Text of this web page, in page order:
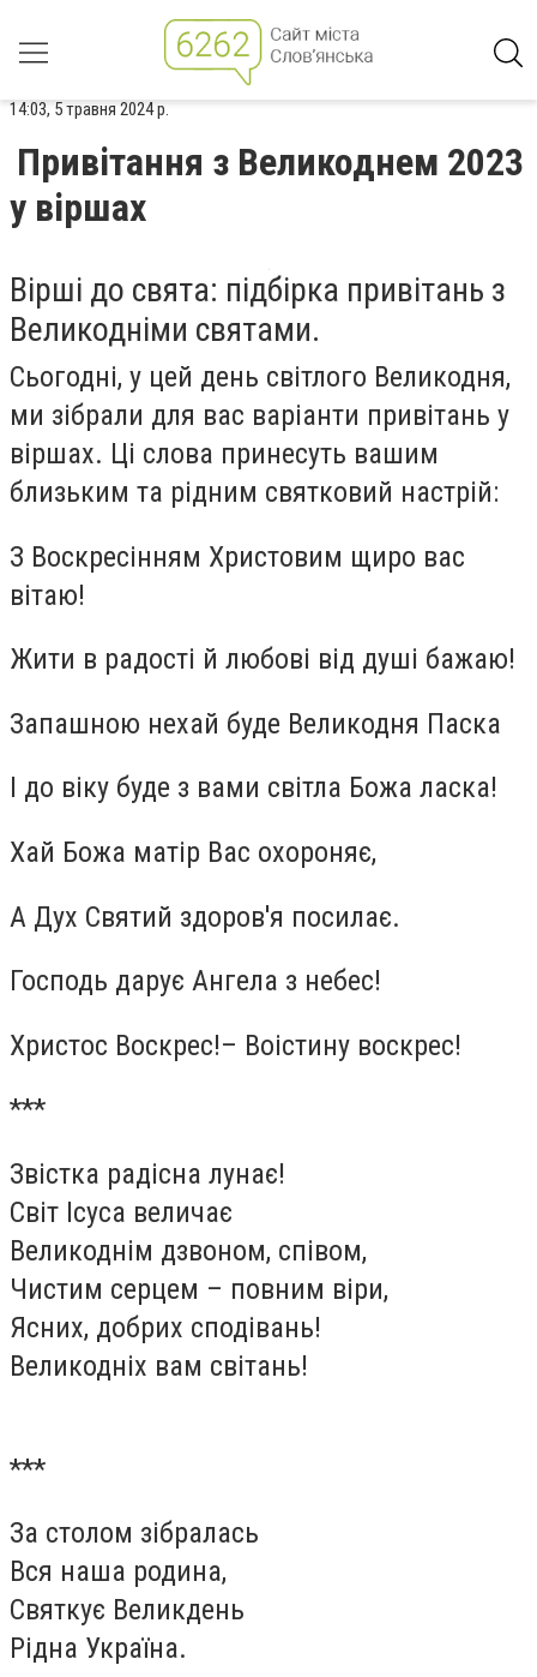
14:03, 5 травня 2024 р.
Привітання з Великоднем 2023
у віршах
Вірші до свята: підбірка привітань з
Великодніми святами.
Сьогодні, у цей день світлого Великодня,
ми зібрали для вас варіанти привітань у
віршах. Ці слова принесуть вашим
близьким та рідним святковий настрій:
З Воскресінням Христовим щиро вас
вітаю!
Жити в радості й любові від душі бажаю!
Запашною нехай буде Великодня Паска
І до віку буде з вами світла Божа ласка!
Хай Божа матір Вас охороняє,
А Дух Святий здоров'я посилає.
Господь дарує Ангела з небес!
Христос Воскрес!– Воістину воскрес!
***
Звістка радісна лунає!
Світ Ісуса величає
Великоднім дзвоном, співом,
Чистим серцем – повним віри,
Ясних, добрих сподівань!
Великодніх вам світань!
***
За столом зібралась
Вся наша родина,
Святкує Великдень
Рідна Україна.